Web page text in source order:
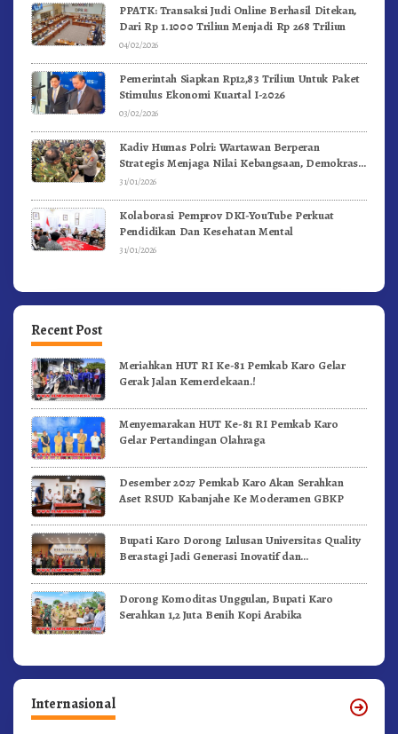
PPATK: Transaksi Judi Online Berhasil Ditekan,
Dari Rp 1.1000 Triliun Menjadi Rp 268 Triliun
04/02/2026
Pemerintah Siapkan Rp12,83 Triliun Untuk Paket
Stimulus Ekonomi Kuartal I-2026
03/02/2026
Kadiv Humas Polri: Wartawan Berperan
Strategis Menjaga Nilai Kebangsaan, Demokrasi,
dan NKRI
31/01/2026
Kolaborasi Pemprov DKI-YouTube Perkuat
Pendidikan Dan Kesehatan Mental
31/01/2026
Recent Post
Meriahkan HUT RI Ke-81 Pemkab Karo Gelar
Gerak Jalan Kemerdekaan.!
Menyemarakan HUT Ke-81 RI Pemkab Karo
Gelar Pertandingan Olahraga
Desember 2027 Pemkab Karo Akan Serahkan
Aset RSUD Kabanjahe Ke Moderamen GBKP
Bupati Karo Dorong Lulusan Universitas Quality
Berastagi Jadi Generasi Inovatif dan
Dorong Komoditas Unggulan, Bupati Karo
Serahkan 1,2 Juta Benih Kopi Arabika
Internasional